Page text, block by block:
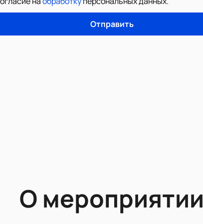
Отправить
О мероприятии